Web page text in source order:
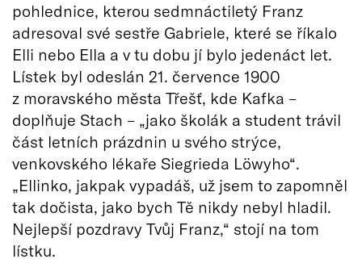
pohlednice, kterou sedmnáctiletý Franz
adresoval své sestře Gabriele, které se říkalo
Elli nebo Ella a v tu dobu jí bylo jedenáct let.
Lístek byl odeslán 21. července 1900
z moravského města Třešť, kde Kafka –
doplňuje Stach – „jako školák a student trávil
část letních prázdnin u svého strýce,
venkovského lékaře Siegrieda Löwyho“.
„Ellinko, jakpak vypadáš, už jsem to zapomněl
tak dočista, jako bych Tě nikdy nebyl hladil.
Nejlepší pozdravy Tvůj Franz,“ stojí na tom
lístku.